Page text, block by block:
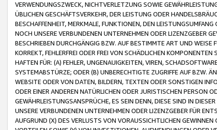
VERWENDUNGSZWECK, NICHTVERLETZUNG SOWIE
ÜBLICHEN GESCHÄFTSVERKEHR, DER LEISTUNG ODER
BESCHAFFENHEIT, MERKMALE, FUNKTIONEN, DEN
NOCH UNSERE VERBUNDENEN UNTERNEHMEN ODER LIZENZGEBER
BESCHRIEBEN DURCHGÄNGIG BZW. AUF BESTIMMTE ART UND
KORREKT, FEHLERFREI ODER FREI VON SCHÄDLICHEN
HAFTEN FÜR: (A) FEHLER, UNGENAUIGKEITEN, VIREN,
SYSTEMABSTÜRZE; ODER (B) UNBERECHTIGTE ZUGRIFFE AUF BZW.
WEBSITE ODER VON DATEN, BILDERN, TEXTEN ODER SONSTIGEN
ODER EINER ANDEREN NATÜRLICHEN ODER JURISTISCHEN PERSON
GEWÄHRLEISTUNGSANSPRÜCHE, ES SEIN DENN, DIESE SIND IN
UNSERE VERBUNDENEN UNTERNEHMEN ODER LIZENZGEBER FÜR
AUFGRUND (X) DES VERLUSTS VON VORAUSSICHTLICHEN